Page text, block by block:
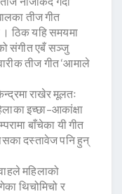
तीज गीत
। ठिक यहि समयमा
संगीत एबँ सञ्जु
तीज गीत ‘आमाले
राखेर मूलतः
इच्छा–आकांक्षा
बाँचेका यी गीत
दस्तावेज पनि हुन्
महिलाको
थिचोमिचो र